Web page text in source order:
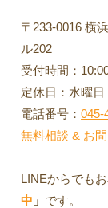
〒233-0016 横
ル202
受付時間：
定休日：水曜日
電話番号：045-
無料相談 & お
LINEからでも
中 」 です。